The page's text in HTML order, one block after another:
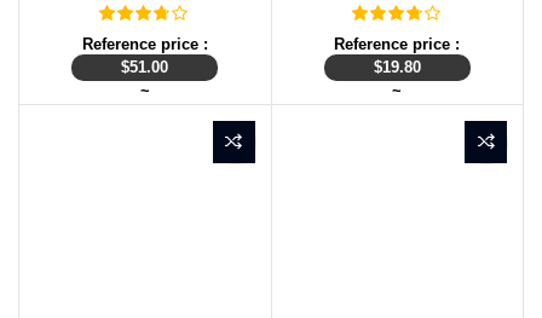
Reference price :
$51.00
~
Reference price :
$19.80
~